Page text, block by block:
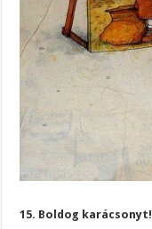
15. Boldog karácsonyt!